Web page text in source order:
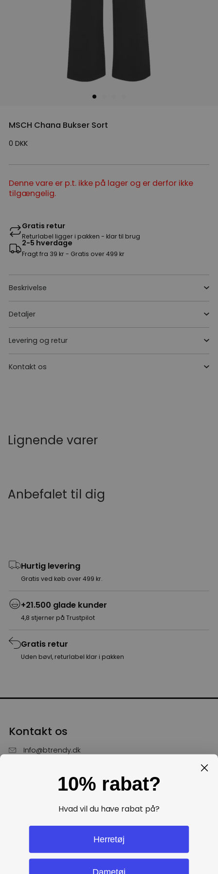
MSCH Chana Bukser Sort
0 DKK
Denne vare er p.t. ikke på lager og er derfor ikke
tilgængelig.
Gratis retur
Returlabel ligger i pakken - klar til brug
2-5 hverdage
Fragt fra 39 kr - Gratis over 499 kr
Beskrivelse
Detaljer
Levering og retur
Kontakt os
Lignende varer
Anbefalet til dig
Hurtig levering
Gratis ved køb over 499 kr.
+21.500 glade kunder
4,8 stjerner på Trustpilot
Gratis retur
Uden bøvl, returlabel klar i pakken
Kontakt os
Info@btrendy.dk
Hverdage fra kl. 10 - 16
10% rabat?
Hvad vil du have rabat på?
Herretøj